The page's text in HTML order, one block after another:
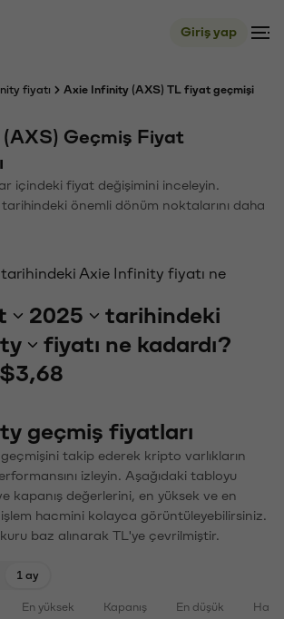
Giriş yap
fiyatı Axie Infinity (AXS) TL fiyat geçmişi
Geçmiş Fiyat
içindeki fiyat değişimini inceleyin.
tarihindeki önemli dönüm noktalarını daha
Axie Infinity fiyatı ne
2025
tarihindeki
fiyatı ne kadardı?
$3,68
geçmiş fiyatları
takip ederek kripto varlıkların
izleyin. Aşağıdaki tabloyu
kapanış değerlerini, en yüksek ve en
hacmini kolayca görüntüleyebilirsiniz.
baz alınarak TL'ye çevrilmiştir.
1 ay
En yüksek Kapanış En düşük